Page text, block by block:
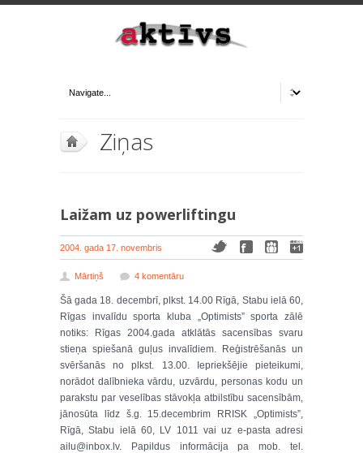
Ziņas
Laižam uz powerliftingu
2004. gada 17. novembris
Mārtiņš 4 komentāru
Šā gada 18. decembrī, plkst. 14.00 Rīgā, Stabu ielā 60,
Rīgas invalīdu sporta kluba „Optimists” sporta zālē
notiks: Rīgas 2004.gada atklātās sacensības svaru
stieņa spiešanā guļus invalīdiem. Reģistrēšanās un
svēršanās no plkst. 13.00. Iepriekšējie pieteikumi,
norādot dalībnieka vārdu, uzvārdu, personas kodu un
parakstu par veselības stāvokļa atbilstību sacensībām,
jānosūta līdz š.g. 15.decembrim RRISK „Optimists”,
Rīgā, Stabu ielā 60, LV 1011 vai uz e-pasta adresi
ailu@inbox.lv. Papildus informācija pa mob. tel.